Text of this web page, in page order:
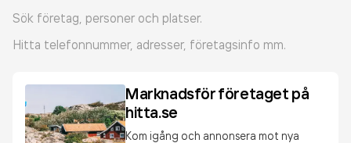
Sök företag, personer och platser.
Hitta telefonnummer, adresser, företagsinfo mm.
Marknadsför företaget på
hitta.se
Kom igång och annonsera mot nya